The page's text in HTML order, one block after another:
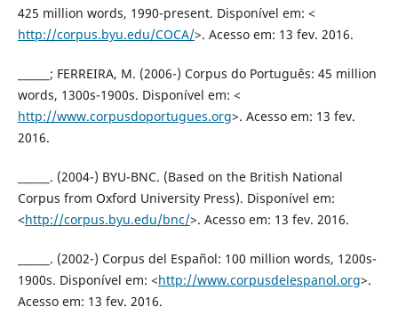
425 million words, 1990-present. Disponível em: <
http://corpus.byu.edu/COCA/>. Acesso em: 13 fev. 2016.
______; FERREIRA, M. (2006-) Corpus do Português: 45 million
words, 1300s-1900s. Disponível em: <
http://www.corpusdoportugues.org>. Acesso em: 13 fev.
2016.
______. (2004-) BYU-BNC. (Based on the British National
Corpus from Oxford University Press). Disponível em:
<http://corpus.byu.edu/bnc/>. Acesso em: 13 fev. 2016.
______. (2002-) Corpus del Español: 100 million words, 1200s-
1900s. Disponível em: <http://www.corpusdelespanol.org>.
Acesso em: 13 fev. 2016.